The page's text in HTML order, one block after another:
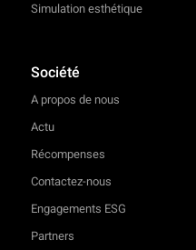
Simulation esthétique
Société
A propos de nous
Actu
Récompenses
Contactez-nous
Engagements ESG
Partners